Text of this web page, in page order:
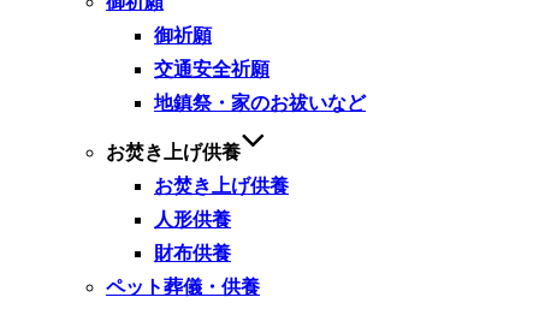
御祈願
交通安全祈願
地鎮祭・家のお祓いなど
お焚き上げ供養
お焚き上げ供養
人形供養
財布供養
ペット葬儀・供養